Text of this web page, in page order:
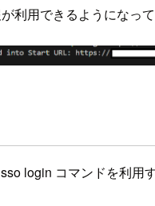
利用できるようになって
login コマンドを利用